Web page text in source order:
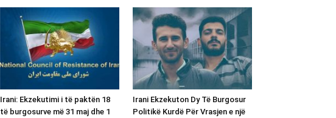
Irani: Ekzekutimi i të paktën 18
të burgosurve më 31 maj dhe 1
Irani Ekzekuton Dy Të Burgosur
Politikë Kurdë Për Vrasjen e një